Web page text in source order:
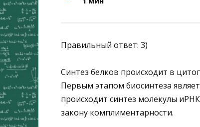
Правильный ответ: 3)
Синтез белков происходит в
Первым этапом биосинтеза
происходит синтез молекулы
закону комплиментарности.